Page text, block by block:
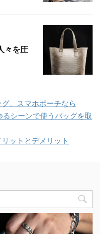
々を圧
、スマホポーチなら
シーンで使うバッグを取
ットとデメリット